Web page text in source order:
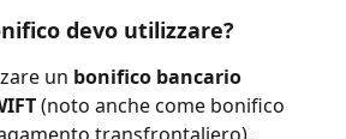
devo utilizzare?
un bonifico bancario
(noto anche come bonifico